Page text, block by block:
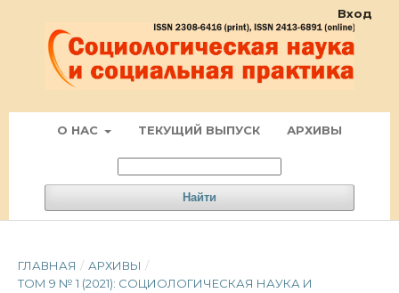
О НАС ТЕКУЩИЙ ВЫПУСК АРХИВЫ
Найти
Вход
ГЛАВНАЯ / АРХИВЫ /
ТОМ 9 № 1 (2021): СОЦИОЛОГИЧЕСКАЯ НАУКА И